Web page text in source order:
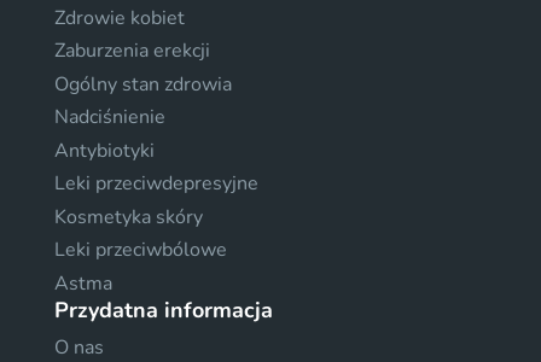
Zdrowie kobiet
Zaburzenia erekcji
Ogólny stan zdrowia
Nadciśnienie
Antybiotyki
Leki przeciwdepresyjne
Kosmetyka skóry
Leki przeciwbólowe
Astma
Przydatna informacja
O nas